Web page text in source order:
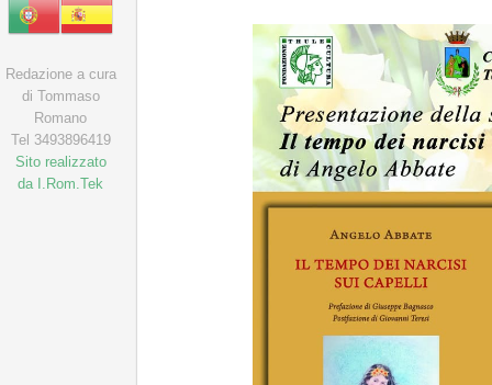
Redazione a cura
di Tommaso
Romano
Tel 3493896419
Sito realizzato
da I.Rom.Tek